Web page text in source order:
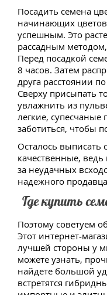
Посадить семена
начинающих
успешным. Это
рассадным
Перед посадкой
8 часов. Затем
друга расстоянии
Сверху присыпать
увлажнить из
легкие,
заботиться, чтобы
Осталось выписать
качественные,
за неудачных
надежного
Где купить
Поэтому советуем
Этот интернет-
лучшей стороны у
можете узнать,
найдете большой
встретятся